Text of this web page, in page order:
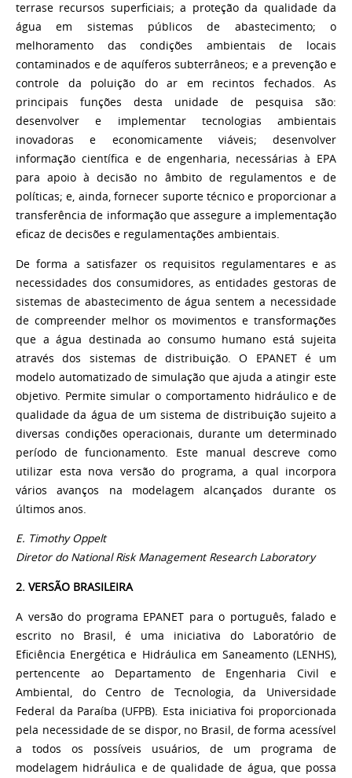
terrase recursos superficiais; a proteção da qualidade da
água em sistemas públicos de abastecimento; o
melhoramento das condições ambientais de locais
contaminados e de aquíferos subterrâneos; e a prevenção e
controle da poluição do ar em recintos fechados. As
principais funções desta unidade de pesquisa são:
desenvolver e implementar tecnologias ambientais
inovadoras e economicamente viáveis; desenvolver
informação científica e de engenharia, necessárias à EPA
para apoio à decisão no âmbito de regulamentos e de
políticas; e, ainda, fornecer suporte técnico e proporcionar a
transferência de informação que assegure a implementação
eficaz de decisões e regulamentações ambientais.
De forma a satisfazer os requisitos regulamentares e as
necessidades dos consumidores, as entidades gestoras de
sistemas de abastecimento de água sentem a necessidade
de compreender melhor os movimentos e transformações
que a água destinada ao consumo humano está sujeita
através dos sistemas de distribuição. O EPANET é um
modelo automatizado de simulação que ajuda a atingir este
objetivo. Permite simular o comportamento hidráulico e de
qualidade da água de um sistema de distribuição sujeito a
diversas condições operacionais, durante um determinado
período de funcionamento. Este manual descreve como
utilizar esta nova versão do programa, a qual incorpora
vários avanços na modelagem alcançados durante os
últimos anos.
E. Timothy Oppelt
Diretor do National Risk Management Research Laboratory
2. VERSÃO BRASILEIRA
A versão do programa EPANET para o português, falado e
escrito no Brasil, é uma iniciativa do Laboratório de
Eficiência Energética e Hidráulica em Saneamento (LENHS),
pertencente ao Departamento de Engenharia Civil e
Ambiental, do Centro de Tecnologia, da Universidade
Federal da Paraíba (UFPB). Esta iniciativa foi proporcionada
pela necessidade de se dispor, no Brasil, de forma acessível
a todos os possíveis usuários, de um programa de
modelagem hidráulica e de qualidade de água, que possa